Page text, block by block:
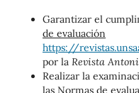
Garantizar el
de evaluación
https://
por la Revista
Realizar la
las Normas de